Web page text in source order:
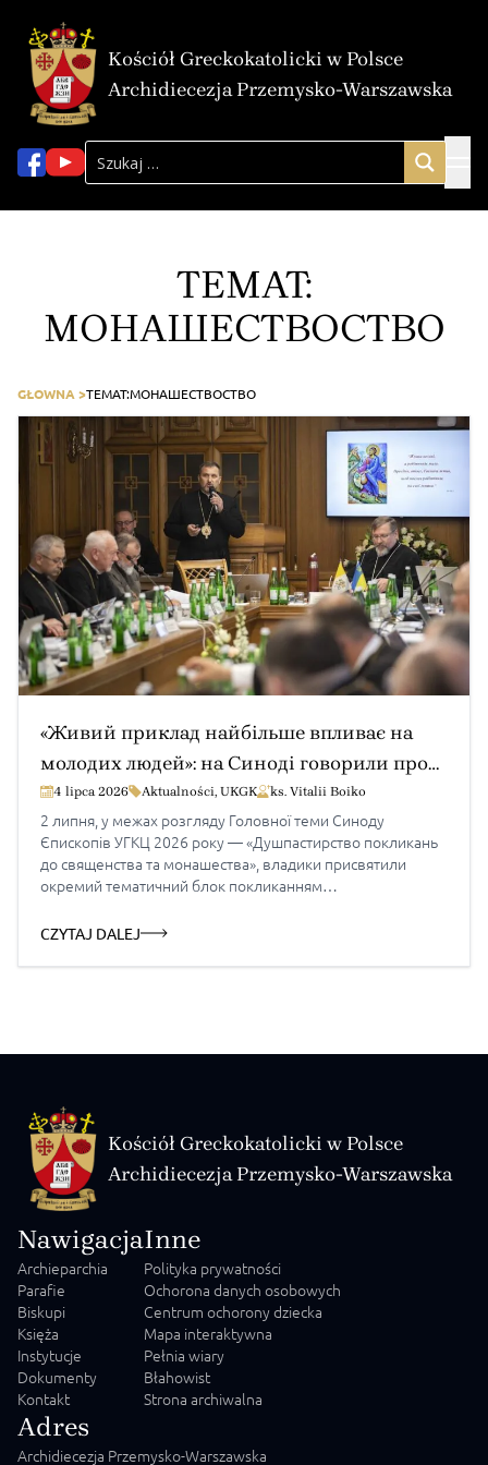
Kościół Greckokatolicki w Polsce
Archidiecezja Przemysko-Warszawska
TEMAT:
МОНАШЕСТВОСТВО
GŁOWNA >TEMAT:МОНАШЕСТВОСТВО
«Живий приклад найбільше впливає на
молодих людей»: на Синоді говорили про
покликання до богопосвяченого життя
4 lipca 2026 Aktualności, UKGK ks. Vitalii Boiko
2 липня, у межах розгляду Головної теми Синоду
Єпископів УГКЦ 2026 року — «Душпастирство покликань
до священства та монашества», владики присвятили
окремий тематичний блок покликанням
середовища, у яких сьогодні зароджуються покликання,
і монаших спільнот у їх плеканні. Головну доповідь
Сава […]
CZYTAJ DALEJ
Kościół Greckokatolicki w Polsce
Archidiecezja Przemysko-Warszawska
Nawigacja
Archieparchia
Parafie
Biskupi
Księża
Instytucje
Dokumenty
Kontakt
Inne
Polityka prywatności
Ochorona danych osobowych
Centrum ochorony dziecka
Mapa interaktywna
Pełnia wiary
Błahowist
Strona archiwalna
Adres
Archidiecezja Przemysko-Warszawska